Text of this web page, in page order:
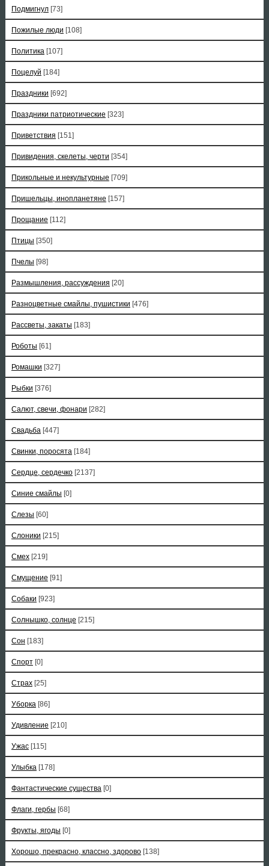
Подмигнул [73]
Пожилые люди [108]
Политика [107]
Поцелуй [184]
Праздники [692]
Праздники патриотические [323]
Приветствия [151]
Привидения, скелеты, черти [354]
Прикольные и некультурные [709]
Пришельцы, инопланетяне [157]
Прощание [112]
Птицы [350]
Пчелы [98]
Размышления, рассуждения [20]
Разноцветные смайлы, пушистики [476]
Рассветы, закаты [183]
Роботы [61]
Ромашки [327]
Рыбки [376]
Салют, свечи, фонари [282]
Свадьба [447]
Свинки, поросята [184]
Сердце, сердечко [2137]
Синие смайлы [0]
Слезы [60]
Слоники [215]
Смех [219]
Смущение [91]
Собаки [923]
Солнышко, солнце [215]
Сон [183]
Спорт [0]
Страх [25]
Уборка [86]
Удивление [210]
Ужас [115]
Улыбка [178]
Фантастические существа [0]
Флаги, гербы [68]
Фрукты, ягоды [0]
Хорошо, прекрасно, классно, здорово [138]